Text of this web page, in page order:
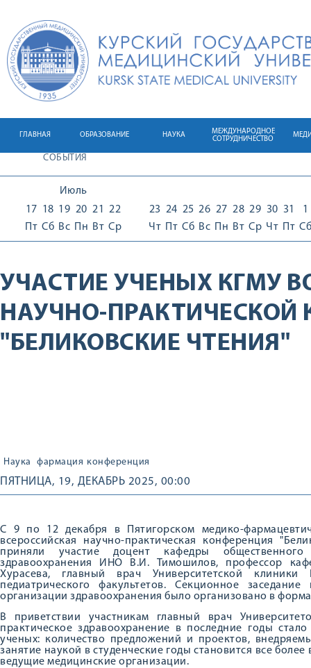
ГЛАВНАЯ ОБРАЗОВАНИЕ НАУКА
МЕЖДУНАРОДНОЕ
СОТРУДНИЧЕСТВО
СОБЫТИЯ
Июль
17
Пт
18
Сб
19
Вс
20
Пн
21
Вт
22
Ср
23
Чт
24
Пт
25
Сб
26
Вс
27
Пн
28
Вт
29
Ср
30
Чт
31
Пт
1
Сб
УЧАСТИЕ УЧЕНЫХ КГМУ
НАУЧНО-ПРАКТИЧЕСКОЙ
"БЕЛИКОВСКИЕ ЧТЕНИЯ"
Наука фармация конференция
ПЯТНИЦА, 19, ДЕКАБРЬ 2025, 00:00
С 9 по 12 декабря в Пятигорском медико-
всероссийская научно-практическая конференция
приняли участие доцент кафедры
здравоохранения ИНО В.И. Тимошилов, профессор
Хурасева, главный врач Университетской
педиатрического факультетов. Секционное
организации здравоохранения было организовано в
В приветствии участникам главный врач
практическое здравоохранение в последние годы
ученых: количество предложений и проектов,
занятие наукой в студенческие годы становится все
ведущие медицинские организации.